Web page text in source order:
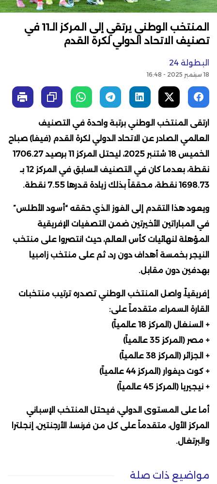
المنتخب الوطني يرتقي إلى المركز الـ11 في
تصنيف الاتحاد الدولي لكرة القدم
البطولة 24
18 سبتمبر 2025 - 16:48
ارتقى المنتخب الوطني برتبة واحدة في التصنيف
العالمي الصادر عن الاتحاد الدولي لكرة القدم (فيفا) صباح
الخميس 18 شتنبر 2025، ليحتل المركز 11 برصيد 1706.27
نقطة، بعدما كان في التصنيف السابق في المركز 12 بـ
1698.73 نقطة، محققاً بذلك زيادة قدرها 7.55 نقطة.
ويعود هذا التقدم إلى الفوز الذي حققه “أسود الأطلس”
في المباراتين الأخيرتين ضمن التصفيات الإفريقية
المؤهلة لنهائيات كأس العالم، حيث انتصروا على منتخب
النيجر بخمسة أهداف دون رد، ثم على منتخب زامبيا
بهدفين دون مقابل.
إفريقياً، واصل المنتخب الوطني تصدره ترتيب منتخبات
القارة السمراء، متقدماً على:
+ السنغال (المركز 18 عالمياً)
+ مصر (المركز 35 عالمياً)
+ الجزائر (المركز 38 عالمياً)
+ كوت ديفوار (المركز 44 عالمياً)
+ نيجيريا (المركز 45 عالمياً)
أما على المستوى الدولي، فيحتل المنتخب الإسباني
المركز الأول، متقدماً على كل من فرنسا، الأرجنتين، إنجلترا
والبرتغال.
مواضيع ذات صلة